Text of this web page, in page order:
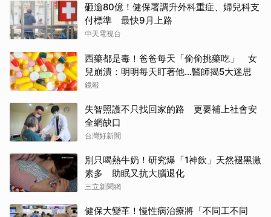
砸逾80億！健保署調升外科重症、婦兒科支
付標準 最快9月上路
中天電視台
西藥都是毒！爸爸每天「偷偷挑藥吃」 女
兒崩潰：明明每天盯著他…醫師揭5大迷思
鏡報
失智照護不只找回家的路 更要補上社會安
全網缺口
台灣好新聞
別只喝熱牛奶！研究爆「1神飲」天然褪黑激
素多 助眠又抗大腦退化
三立新聞網
健保大變革！慢性病治療將「不同工不同